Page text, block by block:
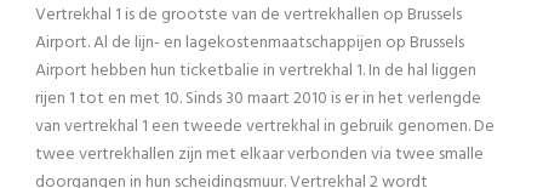
Vertrekhal 1 is de grootste van de vertrekhallen op Brussels
Airport. Al de lijn- en lagekostenmaatschappijen op Brussels
Airport hebben hun ticketbalie in vertrekhal 1. In de hal liggen
rijen 1 tot en met 10. Sinds 30 maart 2010 is er in het verlengde
van vertrekhal 1 een tweede vertrekhal in gebruik genomen. De
twee vertrekhallen zijn met elkaar verbonden via twee smalle